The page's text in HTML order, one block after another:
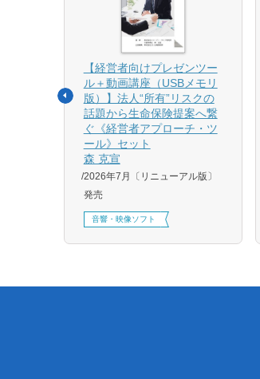
【経営者向けプレゼンツー
ル＋動画講座（USBメモリ
版）】法人“所有”リスクの
話題から生命保険提案へ繋
ぐ《経営者アプローチ・ツ
ール》セット
森 克宣
2026年7月〔リニューアル版〕
発売
音響・映像ソフト